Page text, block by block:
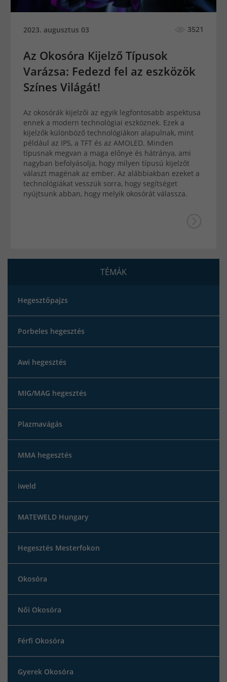
2023. augusztus 03 3521
Az Okosóra Kijelző Típusok
Varázsa: Fedezd fel az eszközök
Színes Világát!
Az okosórák kijelzői az egyik legfontosabb aspektusa
ennek a modern technológiai eszköznek. Ezek a
kijelzők különböző technológiákon alapulnak, mint
például az IPS, a TFT és az AMOLED. Minden
típusnak megvan a maga előnye és hátránya, ami
nagyban befolyásolja, hogy milyen típusú kijelzőt
választ magénak az ember. Az alábbiakban ezeket a
technológiákat vesszük sorra, hogy segítséget
nyújtsunk abban, hogy melyik okosórát válassza.
TÉMÁK
Hegesztőpajzs
Porbeles hegesztés
Awi hegesztés
MIG/MAG hegesztés
Plazmavágás
MMA hegesztés
iweld
MATEWELD Hungary
Hegesztés Mesterfokon
Okosóra
Női Okosóra
Férfi Okosóra
Gyerek Okosóra